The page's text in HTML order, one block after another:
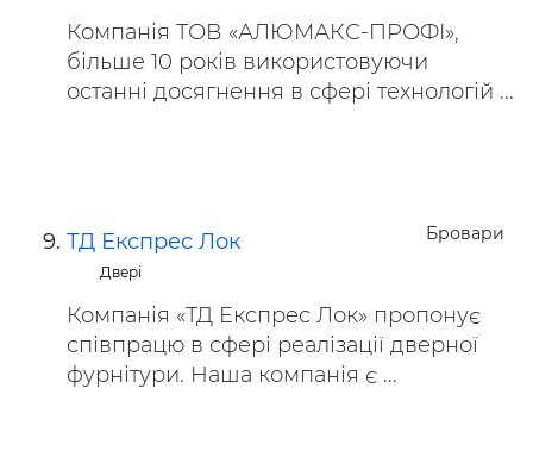
Компанія ТОВ «АЛЮМАКС-ПРОФІ»,
більше 10 років використовуючи
останні досягнення в сфері технологій ...
Бровари
ТД Експрес Лок
Двері
Компанія «ТД Експрес Лок» пропонує
співпрацю в сфері реалізації дверної
фурнітури. Наша компанія є ...